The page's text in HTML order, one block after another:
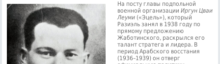
На посту главы подпольной
военной организацииИргун Цваи
Леуми («Эцель»), который
Разиэль занял в 1938 году по
прямому предложению
Жаботинского, раскрылся его
талант стратега и лидера. В
период Арабского восстания
(1936–1939) он отверг